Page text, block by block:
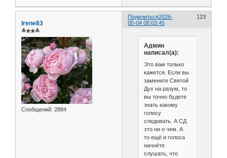
Поделиться 123
2026-
05-04 08:03:45
Irene83
≛✯✯≛
Сообщений: 2884
Админ
написал(а):
Это вам только
кажется. Если вы
замените Святой
Дух на разум, то
вы точно будете
знать какому
голосу
следовать. А СД
это ни о чем. А
то ещё и голоса
начнёте
слушать, что